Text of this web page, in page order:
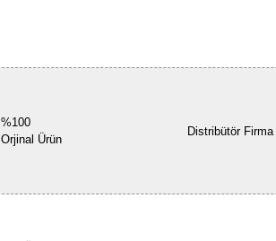
%100
Orjinal Ürün
Distribütör Firma